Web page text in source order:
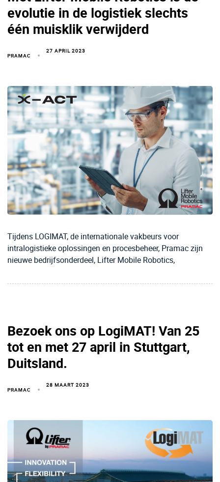
evolutie in de logistiek slechts
één muisklik verwijderd
PRAMAC
27 APRIL 2023
Tijdens LOGIMAT, de internationale vakbeurs voor
intralogistieke oplossingen en procesbeheer, Pramac zijn
nieuwe bedrijfsonderdeel, Lifter Mobile Robotics,
Bezoek ons op LogiMAT! Van 25
tot en met 27 april in Stuttgart,
Duitsland.
PRAMAC
28 MAART 2023